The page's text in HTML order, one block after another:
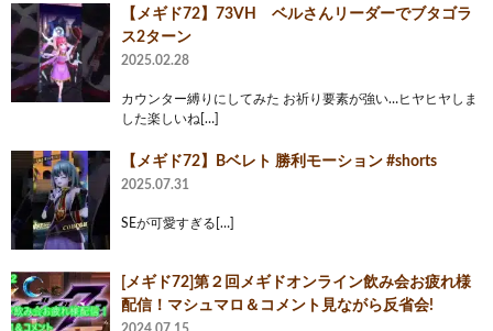
【メギド72】73VH ベルさんリーダーでブタゴラ
ス2ターン
2025.02.28
カウンター縛りにしてみた お祈り要素が強い…ヒヤヒヤしま
した楽しいね[…]
【メギド72】Bベレト 勝利モーション #shorts
2025.07.31
SEが可愛すぎる[…]
[メギド72]第２回メギドオンライン飲み会お疲れ様
配信！マシュマロ＆コメント見ながら反省会!